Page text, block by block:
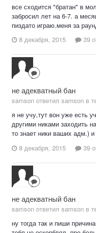
все сходится "братан" в
забросил лет на 6-7. а
пиздато играю.меня за
8 декабря, 2015
39
не адекватный бан
samson ответил samson в
я не учу,тут вон уже есть
другими никами заходить
то знает ники ваших адм.) и
8 декабря, 2015
39
не адекватный бан
samson ответил samson в
ну тогда так и пиши